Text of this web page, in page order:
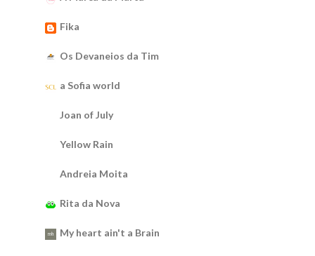
Fika
Os Devaneios da Tim
a Sofia world
Joan of July
Yellow Rain
Andreia Moita
Rita da Nova
My heart ain't a Brain